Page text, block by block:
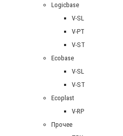
Logicbase
V-SL
V-PT
V-ST
Ecobase
V-SL
V-ST
Ecoplast
V-RP
Прочее